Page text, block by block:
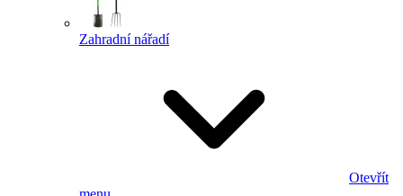
Zahradní nářadí
Otevřít